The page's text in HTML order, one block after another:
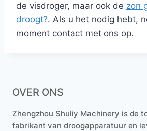
de visdroger, maar ook de zon
droogt?. Als u het nodig hebt,
moment contact met ons op.
OVER ONS
Zhengzhou Shuliy Machinery is de
fabrikant van droogapparatuur en